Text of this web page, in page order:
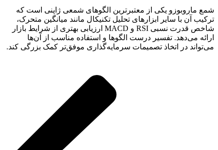
شمع ماروبوزو یکی از معتبرترین الگوهای شمعی ژاپنی است که
ترکیب آن با سایر ابزارهای تحلیل تکنیکال مانند میانگین متحرک،
شاخص قدرت نسبی RSI و MACD ارزیابی بهتری از شرایط بازار
ارائه می‌دهد. تفسیر درست الگوها و استفاده مناسب از آن‌ها
می‌تواند در اتخاذ تصمیمات سرمایه‌گذاری موفق‌تر‌ کمک بزرگی کند.